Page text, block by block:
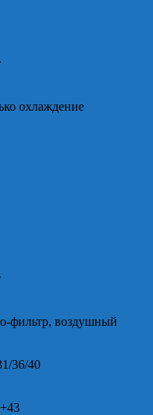
охлаждение
фильтр, воздушный
36/40